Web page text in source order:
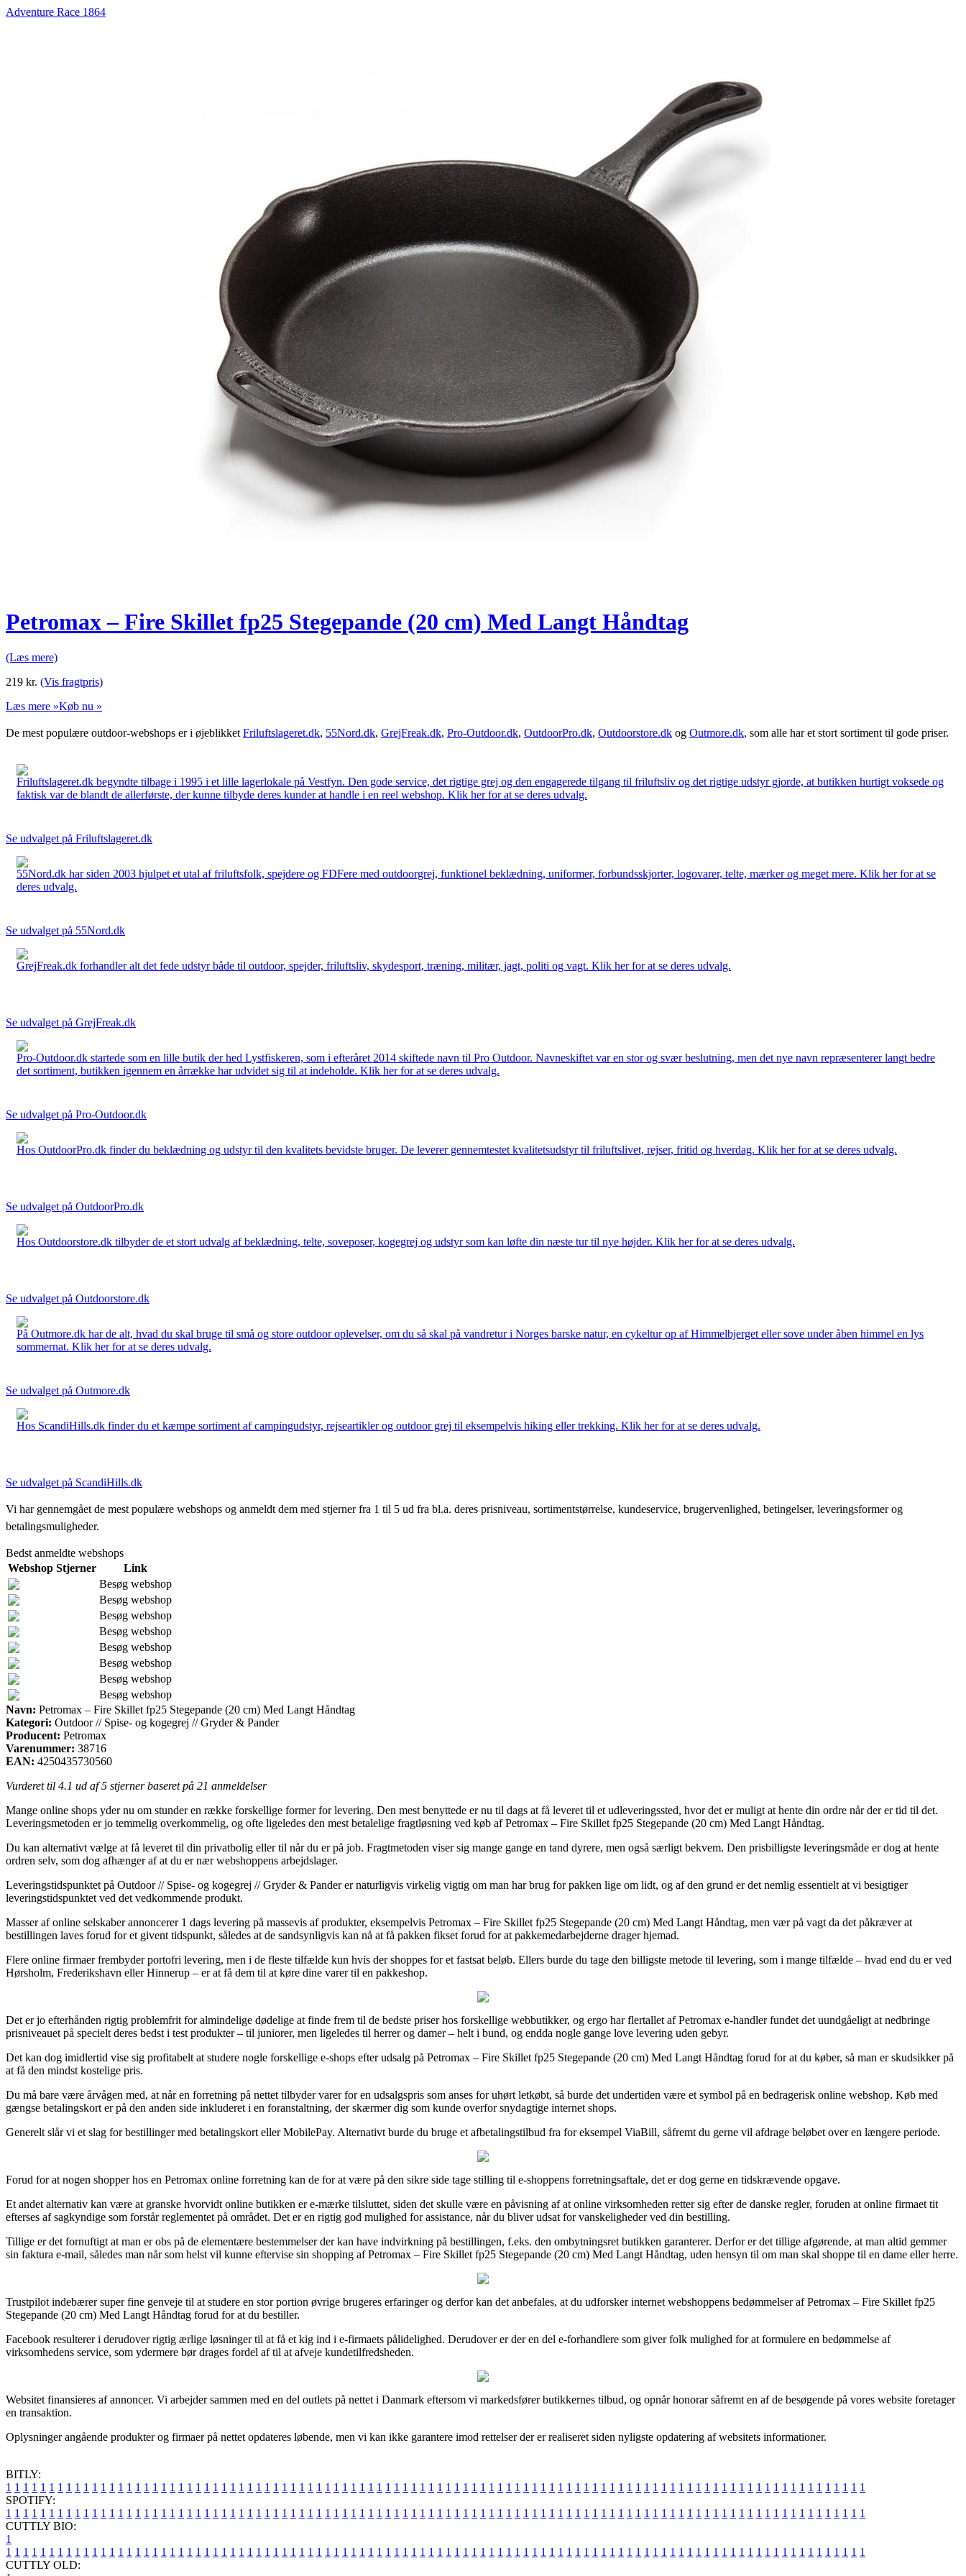
Adventure Race 1864
Petromax – Fire Skillet fp25 Stegepande (20 cm) Med Langt Håndtag
(Læs mere)
219 kr. (Vis fragtpris)
Læs mere »Køb nu »
De mest populære outdoor-webshops er i øjeblikket Friluftslageret.dk, 55Nord.dk, GrejFreak.dk, Pro-Outdoor.dk, OutdoorPro.dk, Outdoorstore.dk og Outmore.dk, som alle har et stort sortiment til gode priser.
Friluftslageret.dk begyndte tilbage i 1995 i et lille lagerlokale på Vestfyn. Den gode service, det rigtige grej og den engagerede tilgang til friluftsliv og det rigtige udstyr gjorde, at butikken hurtigt voksede og
faktisk var de blandt de allerførste, der kunne tilbyde deres kunder at handle i en reel webshop. Klik her for at se deres udvalg.
Se udvalget på Friluftslageret.dk
55Nord.dk har siden 2003 hjulpet et utal af friluftsfolk, spejdere og FDFere med outdoorgrej, funktionel beklædning, uniformer, forbundsskjorter, logovarer, telte, mærker og meget mere. Klik her for at se
deres udvalg.
Se udvalget på 55Nord.dk
GrejFreak.dk forhandler alt det fede udstyr både til outdoor, spejder, friluftsliv, skydesport, træning, militær, jagt, politi og vagt. Klik her for at se deres udvalg.
Se udvalget på GrejFreak.dk
Pro-Outdoor.dk startede som en lille butik der hed Lystfiskeren, som i efteråret 2014 skiftede navn til Pro Outdoor. Navneskiftet var en stor og svær beslutning, men det nye navn repræsenterer langt bedre
det sortiment, butikken igennem en årrække har udvidet sig til at indeholde. Klik her for at se deres udvalg.
Se udvalget på Pro-Outdoor.dk
Hos OutdoorPro.dk finder du beklædning og udstyr til den kvalitets bevidste bruger. De leverer gennemtestet kvalitetsudstyr til friluftslivet, rejser, fritid og hverdag. Klik her for at se deres udvalg.
Se udvalget på OutdoorPro.dk
Hos Outdoorstore.dk tilbyder de et stort udvalg af beklædning, telte, soveposer, kogegrej og udstyr som kan løfte din næste tur til nye højder. Klik her for at se deres udvalg.
Se udvalget på Outdoorstore.dk
På Outmore.dk har de alt, hvad du skal bruge til små og store outdoor oplevelser, om du så skal på vandretur i Norges barske natur, en cykeltur op af Himmelbjerget eller sove under åben himmel en lys
sommernat. Klik her for at se deres udvalg.
Se udvalget på Outmore.dk
Hos ScandiHills.dk finder du et kæmpe sortiment af campingudstyr, rejseartikler og outdoor grej til eksempelvis hiking eller trekking. Klik her for at se deres udvalg.
Se udvalget på ScandiHills.dk
Vi har gennemgået de mest populære webshops og anmeldt dem med stjerner fra 1 til 5 ud fra bl.a. deres prisniveau, sortimentstørrelse, kundeservice, brugervenlighed, betingelser, leveringsformer og
betalingsmuligheder.
Bedst anmeldte webshops
Webshop Stjerner
Link
Besøg webshop
Besøg webshop
Besøg webshop
Besøg webshop
Besøg webshop
Besøg webshop
Besøg webshop
Besøg webshop
Navn: Petromax – Fire Skillet fp25 Stegepande (20 cm) Med Langt Håndtag
Kategori: Outdoor // Spise- og kogegrej // Gryder & Pander
Producent: Petromax
Varenummer: 38716
EAN: 4250435730560
Vurderet til 4.1 ud af 5 stjerner baseret på 21 anmeldelser
Mange online shops yder nu om stunder en række forskellige former for levering. Den mest benyttede er nu til dags at få leveret til et udleveringssted, hvor det er muligt at hente din ordre når der er tid til det.
Leveringsmetoden er jo temmelig overkommelig, og ofte ligeledes den mest betalelige fragtløsning ved køb af Petromax – Fire Skillet fp25 Stegepande (20 cm) Med Langt Håndtag.
Du kan alternativt vælge at få leveret til din privatbolig eller til når du er på job. Fragtmetoden viser sig mange gange en tand dyrere, men også særligt bekvem. Den prisbilligste leveringsmåde er dog at hente
ordren selv, som dog afhænger af at du er nær webshoppens arbejdslager.
Leveringstidspunktet på Outdoor // Spise- og kogegrej // Gryder & Pander er naturligvis virkelig vigtig om man har brug for pakken lige om lidt, og af den grund er det nemlig essentielt at vi besigtiger
leveringstidspunktet ved det vedkommende produkt.
Masser af online selskaber annoncerer 1 dags levering på massevis af produkter, eksempelvis Petromax – Fire Skillet fp25 Stegepande (20 cm) Med Langt Håndtag, men vær på vagt da det påkræver at
bestillingen laves forud for et givent tidspunkt, således at de sandsynligvis kan nå at få pakken fikset forud for at pakkemedarbejderne drager hjemad.
Flere online firmaer frembyder portofri levering, men i de fleste tilfælde kun hvis der shoppes for et fastsat beløb. Ellers burde du tage den billigste metode til levering, som i mange tilfælde – hvad end du er ved
Hørsholm, Frederikshavn eller Hinnerup – er at få dem til at køre dine varer til en pakkeshop.
Det er jo efterhånden rigtig problemfrit for almindelige dødelige at finde frem til de bedste priser hos forskellige webbutikker, og ergo har flertallet af Petromax e-handler fundet det uundgåeligt at nedbringe
prisniveauet på specielt deres bedst i test produkter – til juniorer, men ligeledes til herrer og damer – helt i bund, og endda nogle gange love levering uden gebyr.
Det kan dog imidlertid vise sig profitabelt at studere nogle forskellige e-shops efter udsalg på Petromax – Fire Skillet fp25 Stegepande (20 cm) Med Langt Håndtag forud for at du køber, så man er skudsikker på
at få den mindst kostelige pris.
Du må bare være årvågen med, at når en forretning på nettet tilbyder varer for en udsalgspris som anses for uhørt letkøbt, så burde det undertiden være et symbol på en bedragerisk online webshop. Køb med
gængse betalingskort er på den anden side inkluderet i en foranstaltning, der skærmer dig som kunde overfor snydagtige internet shops.
Generelt slår vi et slag for bestillinger med betalingskort eller MobilePay. Alternativt burde du bruge et afbetalingstilbud fra for eksempel ViaBill, såfremt du gerne vil afdrage beløbet over en længere periode.
Forud for at nogen shopper hos en Petromax online forretning kan de for at være på den sikre side tage stilling til e-shoppens forretningsaftale, det er dog gerne en tidskrævende opgave.
Et andet alternativ kan være at granske hvorvidt online butikken er e-mærke tilsluttet, siden det skulle være en påvisning af at online virksomheden retter sig efter de danske regler, foruden at online firmaet tit
efterses af sagkyndige som forstår reglementet på området. Det er en rigtig god mulighed for assistance, når du bliver udsat for vanskeligheder ved din bestilling.
Tillige er det fornuftigt at man er obs på de elementære bestemmelser der kan have indvirkning på bestillingen, f.eks. den ombytningsret butikken garanterer. Derfor er det tillige afgørende, at man altid gemmer
sin faktura e-mail, således man når som helst vil kunne eftervise sin shopping af Petromax – Fire Skillet fp25 Stegepande (20 cm) Med Langt Håndtag, uden hensyn til om man skal shoppe til en dame eller herre.
Trustpilot indebærer super fine genveje til at studere en stor portion øvrige brugeres erfaringer og derfor kan det anbefales, at du udforsker internet webshoppens bedømmelser af Petromax – Fire Skillet fp25
Stegepande (20 cm) Med Langt Håndtag forud for at du bestiller.
Facebook resulterer i derudover rigtig ærlige løsninger til at få et kig ind i e-firmaets pålidelighed. Derudover er der en del e-forhandlere som giver folk mulighed for at formulere en bedømmelse af
virksomhedens service, som ydermere bør drages fordel af til at afveje kundetilfredsheden.
Websitet finansieres af annoncer. Vi arbejder sammen med en del outlets på nettet i Danmark eftersom vi markedsfører butikkernes tilbud, og opnår honorar såfremt en af de besøgende på vores website foretager
en transaktion.
Oplysninger angående produkter og firmaer på nettet opdateres løbende, men vi kan ikke garantere imod rettelser der er realiseret siden nyligste opdatering af websitets informationer.
BITLY:
1 1 1 1 1 1 1 1 1 1 1 1 1 1 1 1 1 1 1 1 1 1 1 1 1 1 1 1 1 1 1 1 1 1 1 1 1 1 1 1 1 1 1 1 1 1 1 1 1 1 1 1 1 1 1 1 1 1 1 1 1 1 1 1 1 1 1 1 1 1 1 1 1 1 1 1 1 1 1 1 1 1 1 1 1 1 1 1 1 1 1 1 1 1 1 1 1 1 1 1
SPOTIFY:
1 1 1 1 1 1 1 1 1 1 1 1 1 1 1 1 1 1 1 1 1 1 1 1 1 1 1 1 1 1 1 1 1 1 1 1 1 1 1 1 1 1 1 1 1 1 1 1 1 1 1 1 1 1 1 1 1 1 1 1 1 1 1 1 1 1 1 1 1 1 1 1 1 1 1 1 1 1 1 1 1 1 1 1 1 1 1 1 1 1 1 1 1 1 1 1 1 1 1 1
CUTTLY BIO:
1
1 1 1 1 1 1 1 1 1 1 1 1 1 1 1 1 1 1 1 1 1 1 1 1 1 1 1 1 1 1 1 1 1 1 1 1 1 1 1 1 1 1 1 1 1 1 1 1 1 1 1 1 1 1 1 1 1 1 1 1 1 1 1 1 1 1 1 1 1 1 1 1 1 1 1 1 1 1 1 1 1 1 1 1 1 1 1 1 1 1 1 1 1 1 1 1 1 1 1 1
CUTTLY OLD: